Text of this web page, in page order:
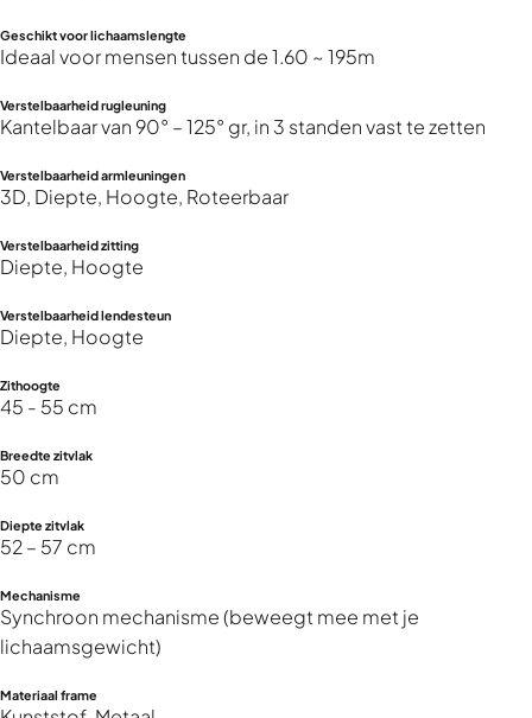
Geschikt voor lichaamslengte
Ideaal voor mensen tussen de 1.60 ~ 195m
Verstelbaarheid rugleuning
Kantelbaar van 90° – 125° gr, in 3 standen vast te zetten
Verstelbaarheid armleuningen
3D, Diepte, Hoogte, Roteerbaar
Verstelbaarheid zitting
Diepte, Hoogte
Verstelbaarheid lendesteun
Diepte, Hoogte
Zithoogte
45 - 55 cm
Breedte zitvlak
50 cm
Diepte zitvlak
52 – 57 cm
Mechanisme
Synchroon mechanisme (beweegt mee met je
lichaamsgewicht)
Materiaal frame